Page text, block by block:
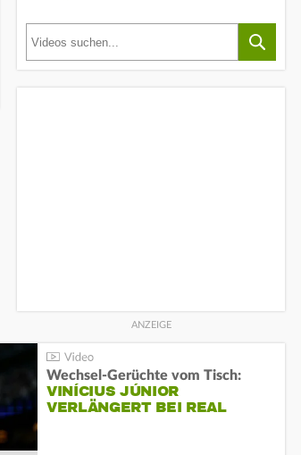
Wechsel-Gerüchte vom Tisch:
VINÍCIUS JÚNIOR
VERLÄNGERT BEI REAL